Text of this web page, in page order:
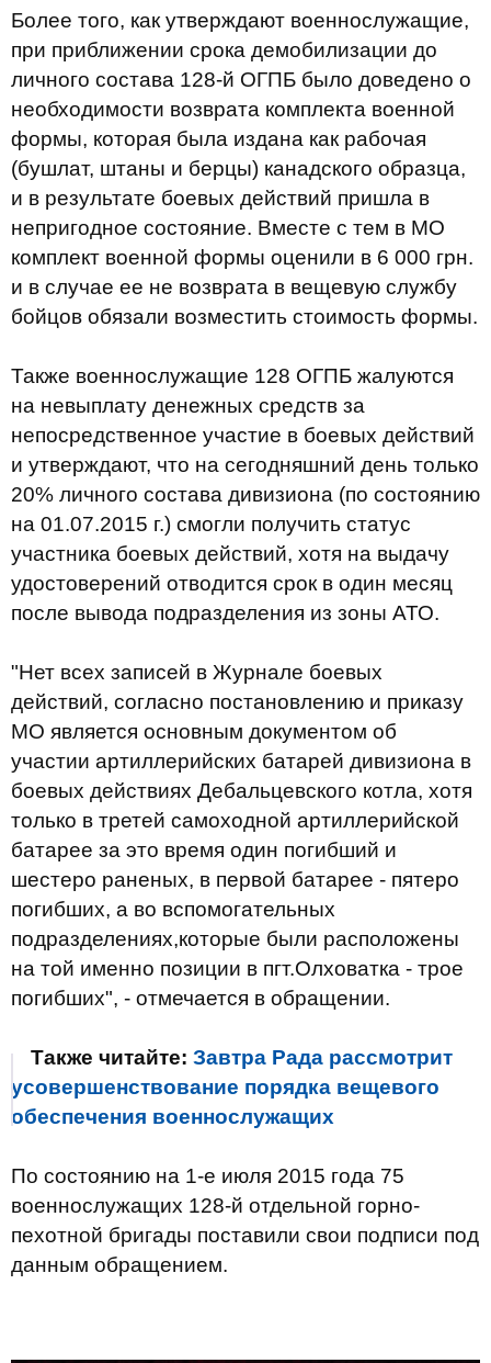
Более того, как утверждают военнослужащие,
при приближении срока демобилизации до
личного состава 128-й ОГПБ было доведено о
необходимости возврата комплекта военной
формы, которая была издана как рабочая
(бушлат, штаны и берцы) канадского образца,
и в результате боевых действий пришла в
непригодное состояние. Вместе с тем в МО
комплект военной формы оценили в 6 000 грн.
и в случае ее не возврата в вещевую службу
бойцов обязали возместить стоимость формы.
Также военнослужащие 128 ОГПБ жалуются
на невыплату денежных средств за
непосредственное участие в боевых действий
и утверждают, что на сегодняшний день только
20% личного состава дивизиона (по состоянию
на 01.07.2015 г.) смогли получить статус
участника боевых действий, хотя на выдачу
удостоверений отводится срок в один месяц
после вывода подразделения из зоны АТО.
"Нет всех записей в Журнале боевых
действий, согласно постановлению и приказу
МО является основным документом об
участии артиллерийских батарей дивизиона в
боевых действиях Дебальцевского котла, хотя
только в третей самоходной артиллерийской
батарее за это время один погибший и
шестеро раненых, в первой батарее - пятеро
погибших, а во вспомогательных
подразделениях,которые были расположены
на той именно позиции в пгт.Олховатка - трое
погибших", - отмечается в обращении.
Также читайте: Завтра Рада рассмотрит
усовершенствование порядка вещевого
обеспечения военнослужащих
По состоянию на 1-е июля 2015 года 75
военнослужащих 128-й отдельной горно-
пехотной бригады поставили свои подписи под
данным обращением.